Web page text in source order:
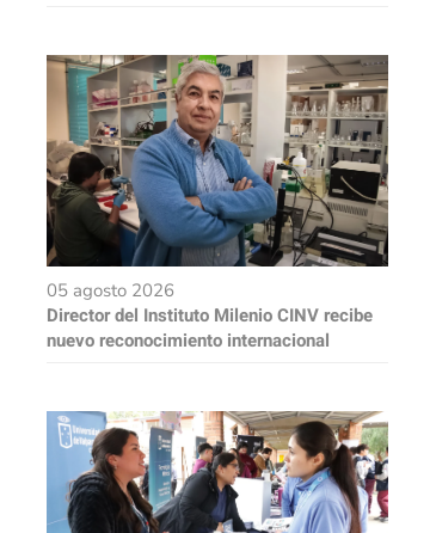
05 agosto 2026
Director del Instituto Milenio CINV recibe
nuevo reconocimiento internacional